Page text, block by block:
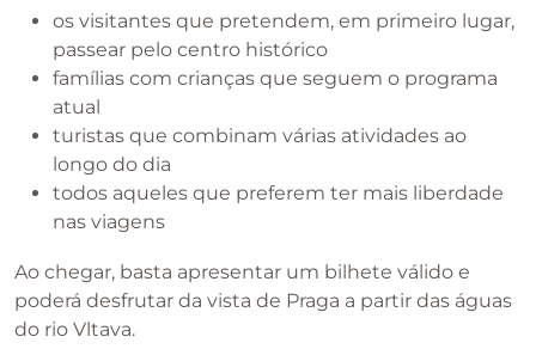
os visitantes que pretendem, em primeiro lugar,
passear pelo centro histórico
famílias com crianças que seguem o programa
atual
turistas que combinam várias atividades ao
longo do dia
todos aqueles que preferem ter mais liberdade
nas viagens
Ao chegar, basta apresentar um bilhete válido e
poderá desfrutar da vista de Praga a partir das águas
do rio Vltava.